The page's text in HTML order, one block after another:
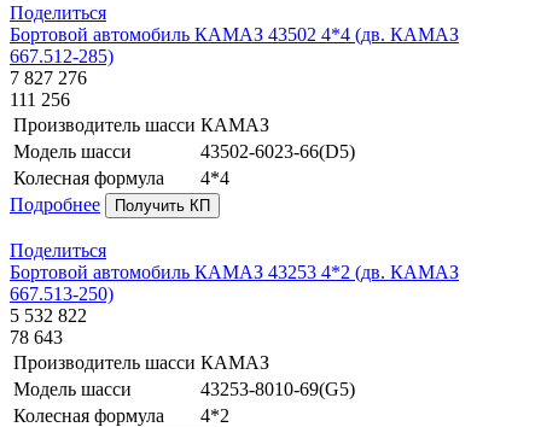
Поделиться
Бортовой автомобиль КАМАЗ 43502 4*4 (дв. КАМАЗ
667.512-285)
7 827 276
111 256
Производитель шасси КАМАЗ
Модель шасси
43502-6023-66(D5)
Колесная формула
4*4
Подробнее
Получить КП
Поделиться
Бортовой автомобиль КАМАЗ 43253 4*2 (дв. КАМАЗ
667.513-250)
5 532 822
78 643
Производитель шасси КАМАЗ
Модель шасси
43253-8010-69(G5)
Колесная формула
4*2